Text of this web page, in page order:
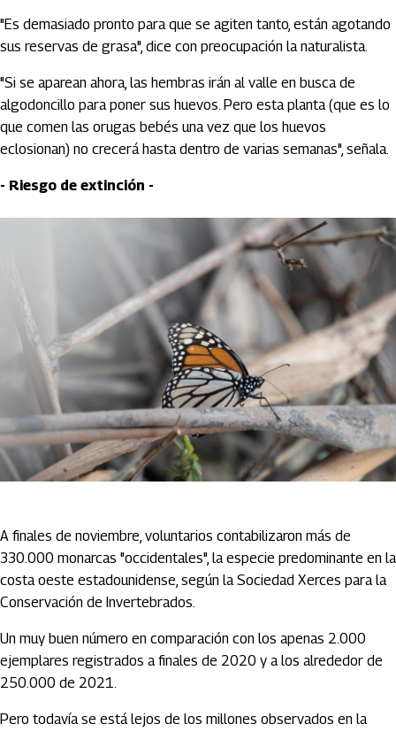
"Es demasiado pronto para que se agiten tanto, están agotando
sus reservas de grasa", dice con preocupación la naturalista.
"Si se aparean ahora, las hembras irán al valle en busca de
algodoncillo para poner sus huevos. Pero esta planta (que es lo
que comen las orugas bebés una vez que los huevos
eclosionan) no crecerá hasta dentro de varias semanas", señala.
- Riesgo de extinción -
A finales de noviembre, voluntarios contabilizaron más de
330.000 monarcas "occidentales", la especie predominante en la
costa oeste estadounidense, según la Sociedad Xerces para la
Conservación de Invertebrados.
Un muy buen número en comparación con los apenas 2.000
ejemplares registrados a finales de 2020 y a los alrededor de
250.000 de 2021.
Pero todavía se está lejos de los millones observados en la